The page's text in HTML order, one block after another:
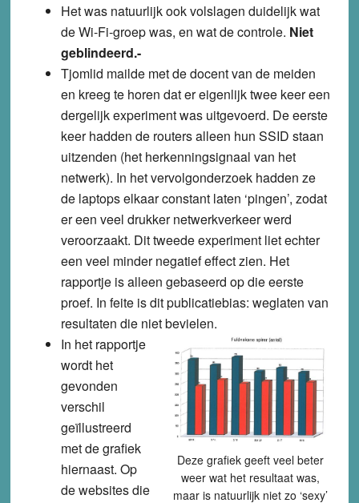
Het was natuurlijk ook volslagen duidelijk wat
de Wi-Fi-groep was, en wat de controle. Niet
geblindeerd.-
Tjomlid mailde met de docent van de meiden
en kreeg te horen dat er eigenlijk twee keer een
dergelijk experiment was uitgevoerd. De eerste
keer hadden de routers alleen hun SSID staan
uitzenden (het herkenningsignaal van het
netwerk). In het vervolgonderzoek hadden ze
de laptops elkaar constant laten ‘pingen’, zodat
er een veel drukker netwerkverkeer werd
veroorzaakt. Dit tweede experiment liet echter
een veel minder negatief effect zien. Het
rapportje is alleen gebaseerd op die eerste
proef. In feite is ditpublicatiebias: weglaten van
resultaten die niet bevielen.
Deze grafiek geeft veel beter
weer wat het resultaat was,
maar is natuurlijk niet zo ‘sexy’
In het rapportje
wordt het
gevonden
verschil
geïllustreerd
met de grafiek
hiernaast. Op
de websites die